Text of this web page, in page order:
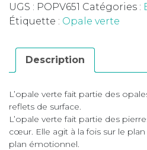
UGS : POPV651 Catégories :
Étiquette : Opale verte
Description
L’opale verte fait partie des
reflets de surface.
L’opale verte fait partie des
cœur. Elle agit à la fois sur le
plan émotionnel.